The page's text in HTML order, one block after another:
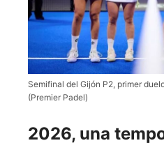
Semifinal del Gijón P2, primer
(Premier Padel)
2026, una